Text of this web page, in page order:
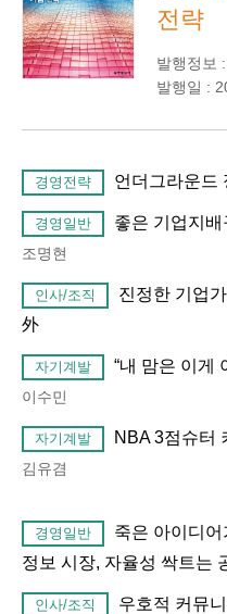
전략
발행정보
발행일 :
경영전략 언더그라운드
경영일반 좋은 기업지
조명현
인사/조직
진정한 기업
外
자기계발 “내 맘은 이게
이수민
자기계발 NBA 3점슈터
김유겸
경영일반
죽은 아이디
정보 시장, 자율성 싹트는
인사/조직
우호적 커뮤